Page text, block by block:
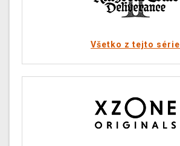
Všetko z tejto série